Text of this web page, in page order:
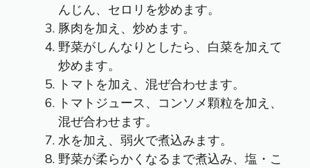
んじん、セロリを炒めます。
豚肉を加え、炒めます。
野菜がしんなりとしたら、白菜を加えて
炒めます。
トマトを加え、混ぜ合わせます。
トマトジュース、コンソメ顆粒を加え、
混ぜ合わせます。
水を加え、弱火で煮込みます。
野菜が柔らかくなるまで煮込み、塩・こ